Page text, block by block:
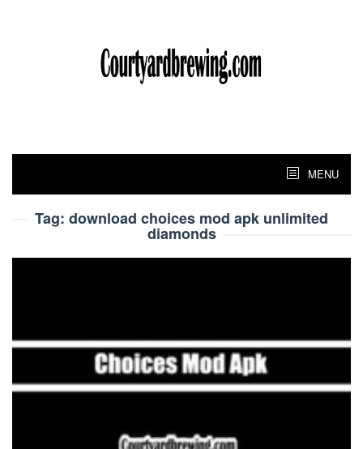
MENU
Tag: download choices mod apk unlimited
diamonds